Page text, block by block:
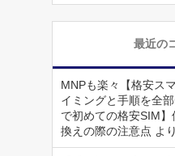
最近の
MNPも楽々【格安ス
イミングと手順を全
で初めての格安SIM
換えの際の注意点 より